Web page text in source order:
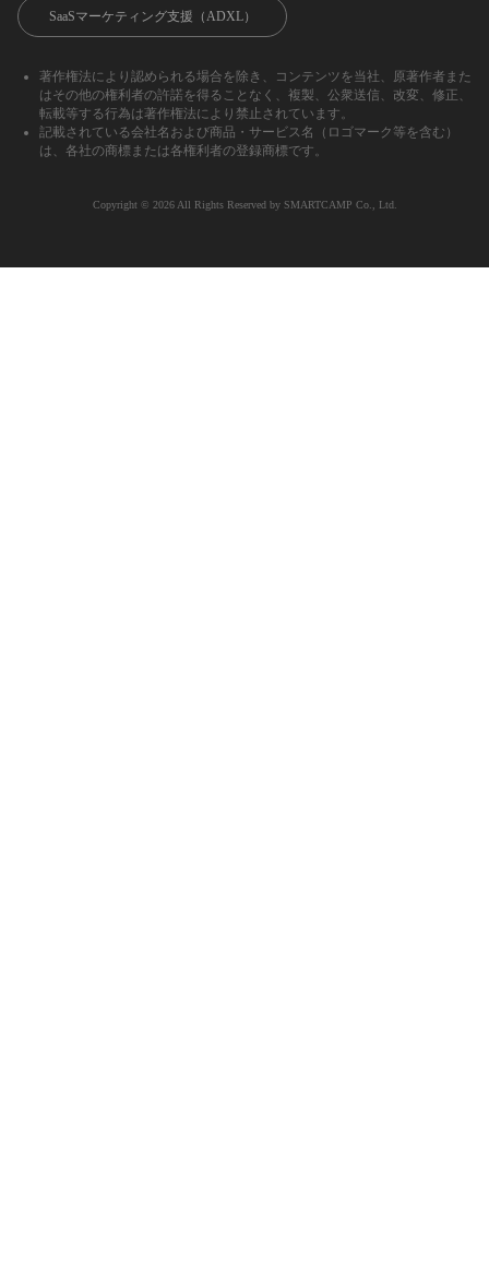
SaaSマーケティング支援（ADXL）
著作権法により認められる場合を除き、コンテンツを当社、原著作者また
はその他の権利者の許諾を得ることなく、複製、公衆送信、改変、修正、
転載等する行為は著作権法により禁止されています。
記載されている会社名および商品・サービス名（ロゴマーク等を含む）
は、各社の商標または各権利者の登録商標です。
Copyright ©︎ 2026 All Rights Reserved by SMARTCAMP Co., Ltd.